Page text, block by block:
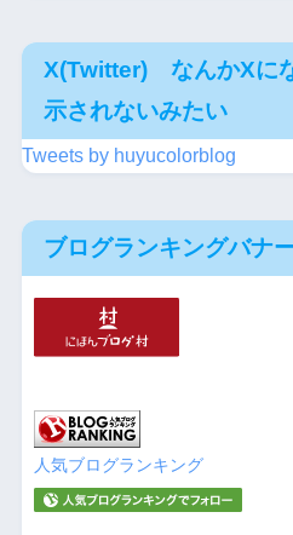
X(Twitter) なんかXに
示されないみたい
Tweets by huyucolorblog
ブログランキングバナ
人気ブログランキング